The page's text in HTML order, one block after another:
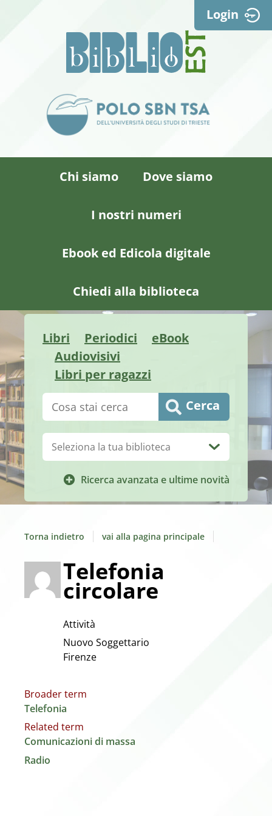
Login
Chi siamo Dove siamo
I nostri numeri
Ebook ed Edicola digitale
Chiedi alla biblioteca
Libri Periodici
eBook
Audiovisivi
Libri per ragazzi
Cerca su "Catalogo" Cerca
Ricerca avanzata e ultime novità
Biblioteca:
Torna indietro vai alla pagina principale
Telefonia
circolare
Attività
Nuovo Soggettario
Firenze
Broader term
Telefonia
Related term
Comunicazioni di massa
Radio